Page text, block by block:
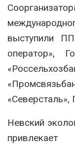
выступили
оператор»,
«Северсталь»,
Невский